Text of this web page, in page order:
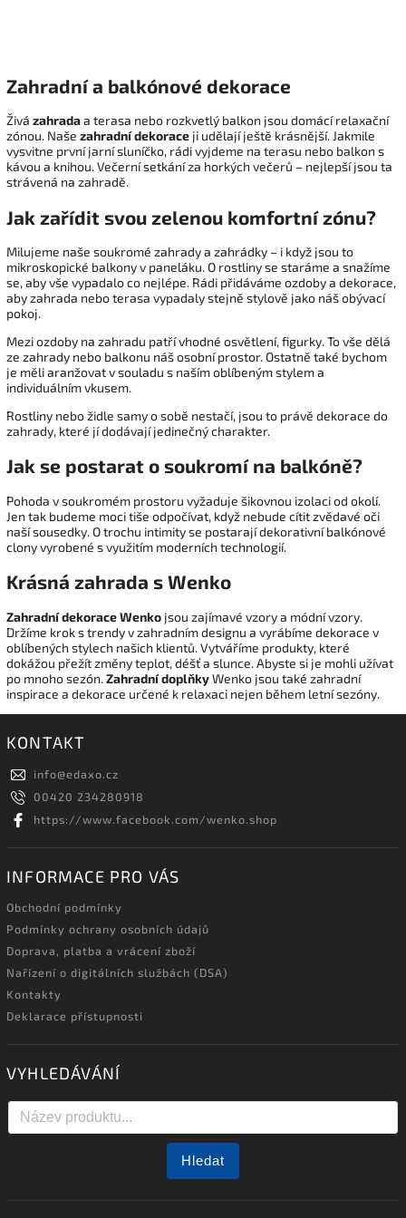
Zahradní a balkónové dekorace
Živá zahradaa terasa nebo rozkvetlý balkon jsou domácí relaxační
zónou. Naše zahradní dekorace ji udělají ještě krásnější. Jakmile
vysvitne první jarní sluníčko, rádi vyjdeme na terasu nebo balkon s
kávou a knihou. Večerní setkání za horkých večerů – nejlepší jsou ta
strávená na zahradě.
Jak zařídit svou zelenou komfortní zónu?
Milujeme naše soukromé zahrady a zahrádky – i když jsou to
mikroskopické balkony v paneláku. O rostliny se staráme a snažíme
se, aby vše vypadalo co nejlépe. Rádi přidáváme ozdoby a dekorace,
aby zahrada nebo terasa vypadaly stejně stylově jako náš obývací
pokoj.
Mezi ozdoby na zahradu patří vhodné osvětlení, figurky. To vše dělá
ze zahrady nebo balkonu náš osobní prostor. Ostatně také bychom
je měli aranžovat v souladu s naším oblíbeným stylem a
individuálním vkusem.
Rostliny nebo židle samy o sobě nestačí, jsou to právě dekorace do
zahrady, které jí dodávají jedinečný charakter.
Jak se postarat o soukromí na balkóně?
Pohoda v soukromém prostoru vyžaduje šikovnou izolaci od okolí.
Jen tak budeme moci tiše odpočívat, když nebude cítit zvědavé oči
naší sousedky. O trochu intimity se postarají dekorativní balkónové
clony vyrobené s využitím moderních technologií.
Krásná zahrada s Wenko
Zahradní dekorace Wenko jsou zajímavé vzory a módní vzory.
Držíme krok s trendy v zahradním designu a vyrábíme dekorace v
oblíbených stylech našich klientů. Vytváříme produkty, které
dokážou přežít změny teplot, déšť a slunce. Abyste si je mohli užívat
po mnoho sezón.Zahradní doplňkyWenko jsou také zahradní
inspirace a dekorace určené k relaxaci nejen během letní sezóny.
KONTAKT
info@edaxo.cz
00420 234280918
https://www.facebook.com/wenko.shop
INFORMACE PRO VÁS
Obchodní podmínky
Podmínky ochrany osobních údajů
Doprava, platba a vrácení zboží
Nařízení o digitálních službách (DSA)
Kontakty
Deklarace přístupnosti
VYHLEDÁVÁNÍ
Hledat